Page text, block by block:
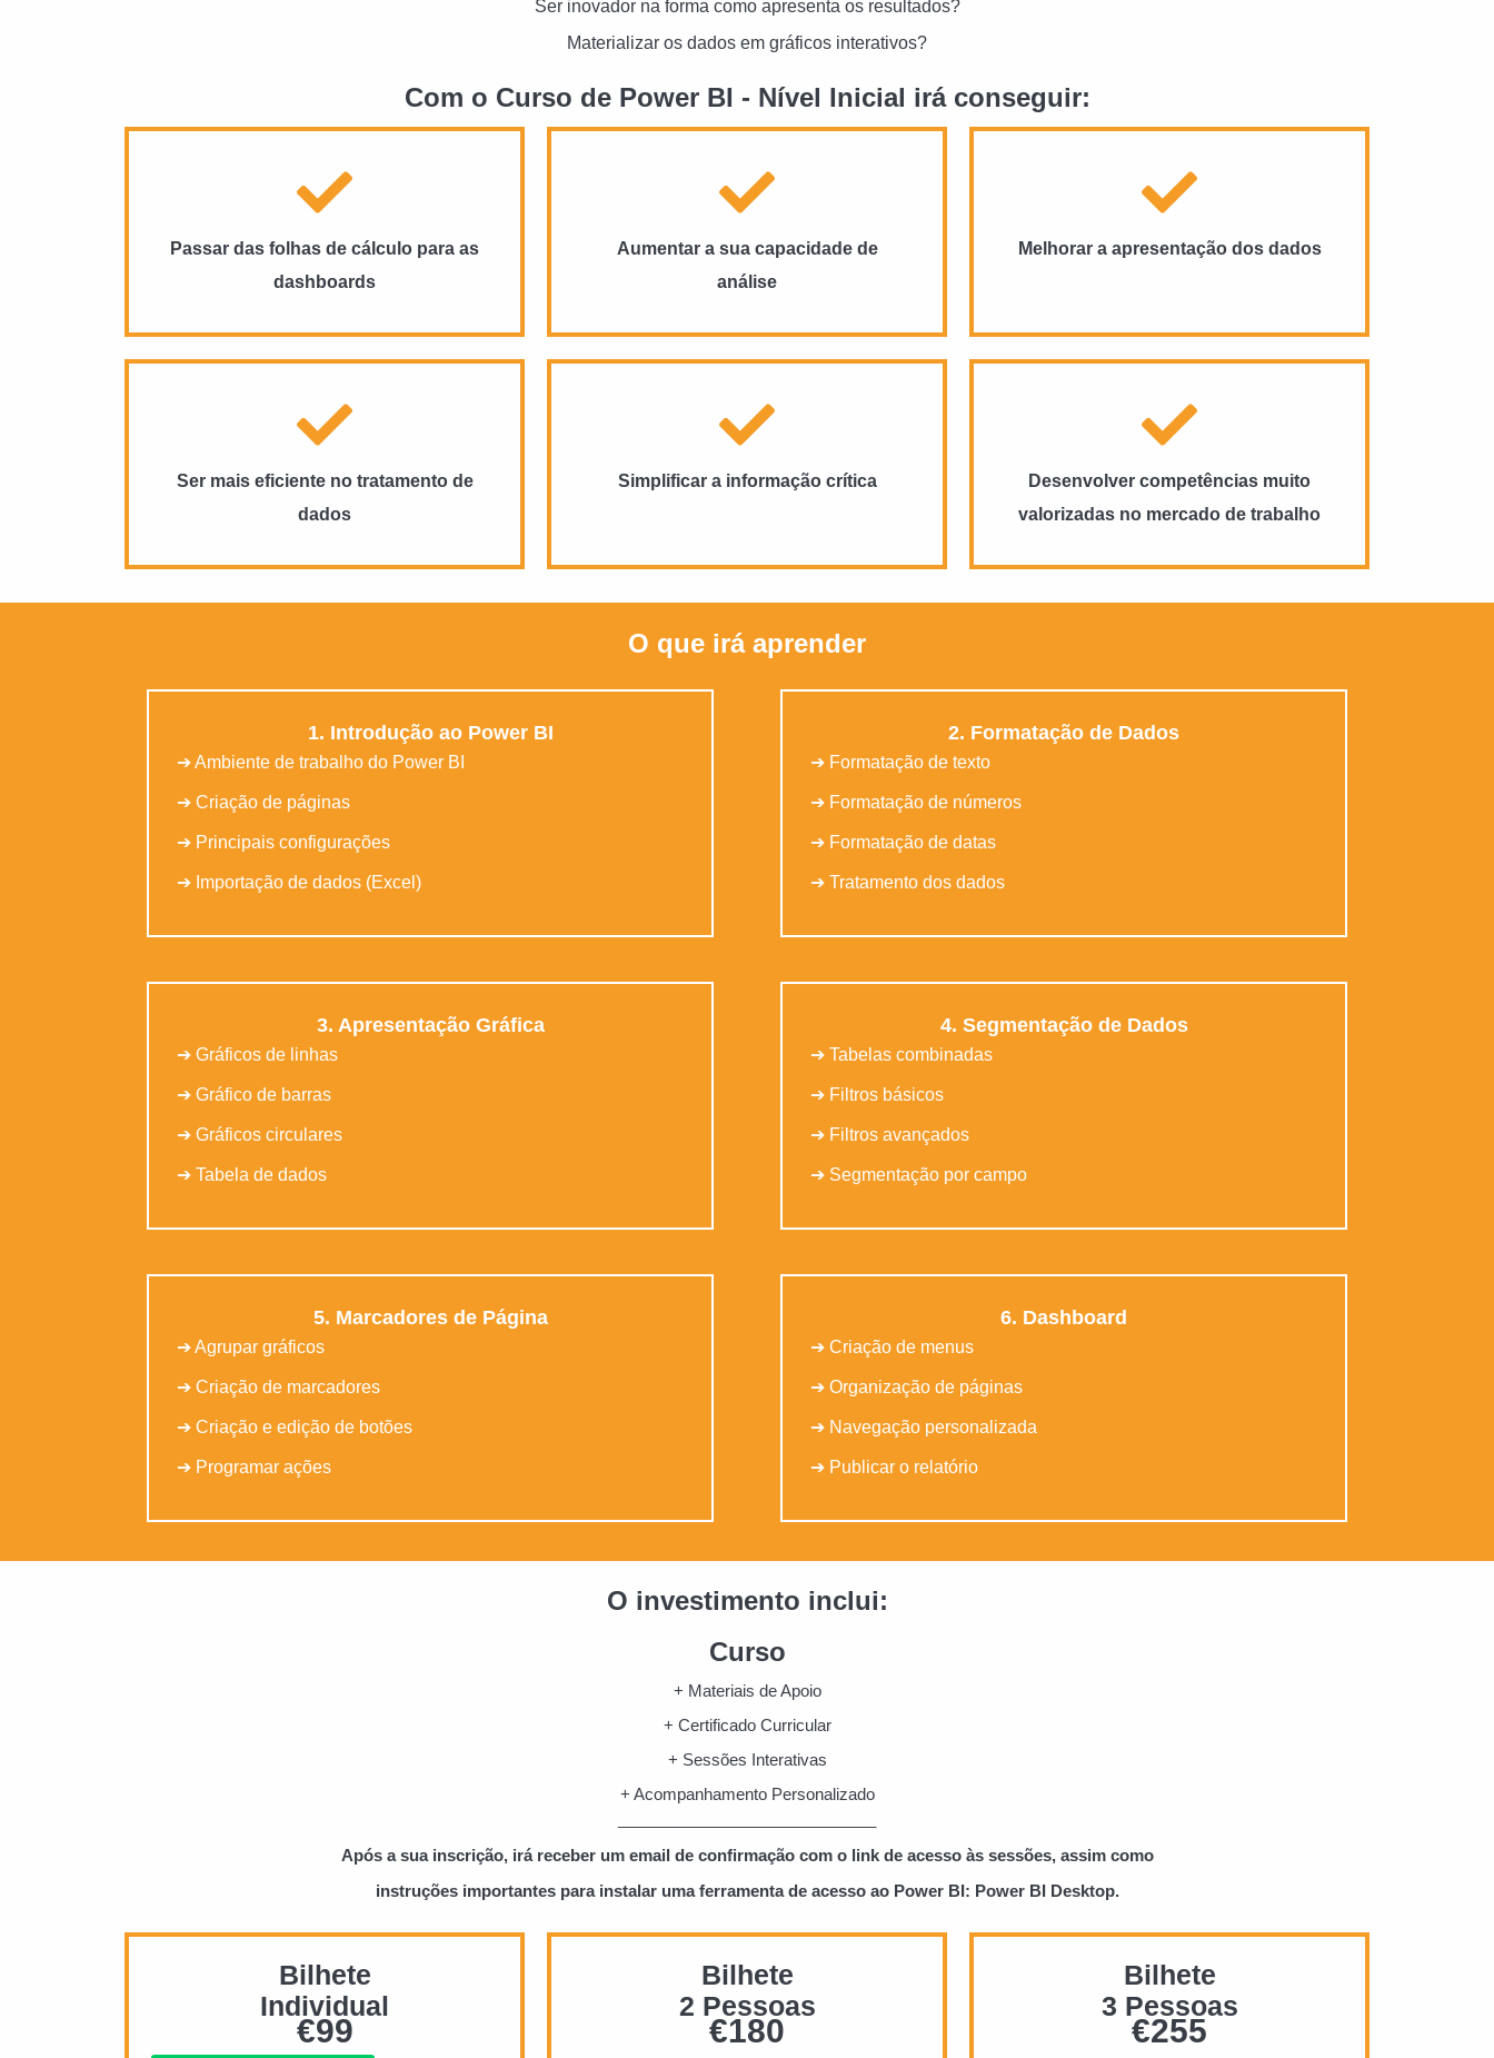
Ser inovador na forma como apresenta os resultados?
Materializar os dados em gráficos interativos?
Com o Curso de Power BI - Nível Inicial irá conseguir:
Passar das folhas de cálculo para as
dashboards
Aumentar a sua capacidade de
análise
Melhorar a apresentação dos dados
Ser mais eficiente no tratamento de
dados
Simplificar a informação crítica
Desenvolver competências muito
valorizadas no mercado de trabalho
O que irá aprender
1. Introdução ao Power BI
➔ Ambiente de trabalho do Power BI
➔ Criação de páginas
➔ Principais configurações
➔ Importação de dados (Excel)
2. Formatação de Dados
➔ Formatação de texto
➔ Formatação de números
➔ Formatação de datas
➔ Tratamento dos dados
3. Apresentação Gráfica
➔ Gráficos de linhas
➔ Gráfico de barras
➔ Gráficos circulares
➔ Tabela de dados
4. Segmentação de Dados
➔ Tabelas combinadas
➔ Filtros básicos
➔ Filtros avançados
➔ Segmentação por campo
5. Marcadores de Página
➔ Agrupar gráficos
➔ Criação de marcadores
➔ Criação e edição de botões
➔ Programar ações
6. Dashboard
➔ Criação de menus
➔ Organização de páginas
➔ Navegação personalizada
➔ Publicar o relatório
O investimento inclui:
Curso
+ Materiais de Apoio
+ Certificado Curricular
+ Sessões Interativas
+ Acompanhamento Personalizado
Após a sua inscrição, irá receber um email de confirmação com o link de acesso às sessões, assim como
instruções importantes para instalar uma ferramenta de acesso ao Power BI: Power BI Desktop.
Bilhete
Individual
€99
Bilhete
2 Pessoas
€180
Bilhete
3 Pessoas
€255